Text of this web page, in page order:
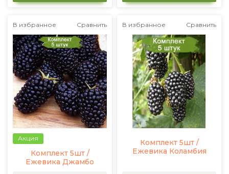
В избранное Сравнить
Акция
Комплект 5шт /
Ежевика Джамбо
В избранное Сравнить
Комплект 5шт /
Ежевика Коламбия